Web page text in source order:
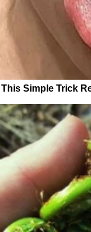
This Simple Trick